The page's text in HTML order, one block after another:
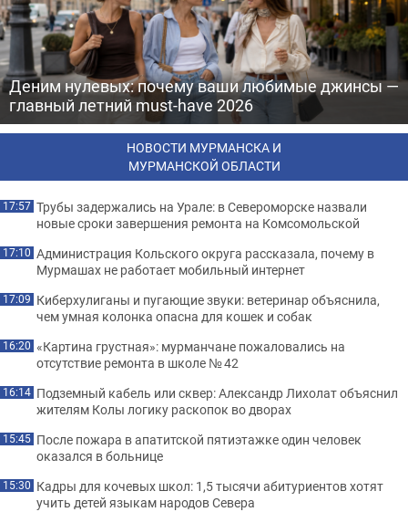
Деним нулевых: почему ваши любимые джинсы —
главный летний must-have 2026
НОВОСТИ МУРМАНСКА И
МУРМАНСКОЙ ОБЛАСТИ
17:57 Трубы задержались на Урале: в Североморске назвали
новые сроки завершения ремонта на Комсомольской
17:10 Администрация Кольского округа рассказала, почему в
Мурмашах не работает мобильный интернет
17:09 Киберхулиганы и пугающие звуки: ветеринар объяснила,
чем умная колонка опасна для кошек и собак
16:20 «Картина грустная»: мурманчане пожаловались на
отсутствие ремонта в школе № 42
16:14 Подземный кабель или сквер: Александр Лихолат объяснил
жителям Колы логику раскопок во дворах
15:45 После пожара в апатитской пятиэтажке один человек
оказался в больнице
15:30 Кадры для кочевых школ: 1,5 тысячи абитуриентов хотят
учить детей языкам народов Севера